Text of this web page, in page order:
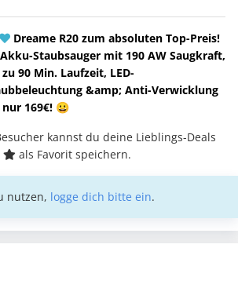
Dreame R20 zum absoluten Top-Preis!
Staubsauger mit 190 AW Saugkraft,
90 Min. Laufzeit, LED-
&amp; Anti-Verwicklung
169€! 😀
kannst du deine Lieblings-Deals
als Favorit speichern.
nutzen, logge dich bitte ein.